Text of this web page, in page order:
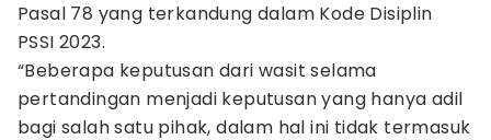
Pasal 78 yang terkandung dalam Kode Disiplin
PSSI 2023.
“Beberapa keputusan dari wasit selama
pertandingan menjadi keputusan yang hanya adil
bagi salah satu pihak, dalam hal ini tidak termasuk